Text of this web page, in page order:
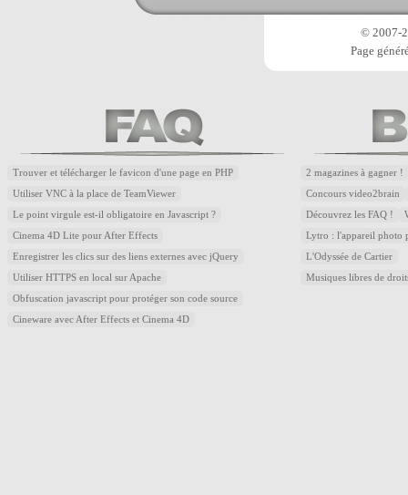
© 2007-
Page
Trouver et télécharger le favicon d'une page en PHP
Utiliser VNC à la place de TeamViewer
Le point virgule est-il obligatoire en Javascript ?
Cinema 4D Lite pour After Effects
Enregistrer les clics sur des liens externes avec jQuery
Utiliser HTTPS en local sur Apache
Obfuscation javascript pour protéger son code source
Cineware avec After Effects et Cinema 4D
2 magazines à gagner !
Concours video2brain
Découvrez les FAQ !
Lytro : l'appareil photo
L'Odyssée de Cartier
Musiques libres de